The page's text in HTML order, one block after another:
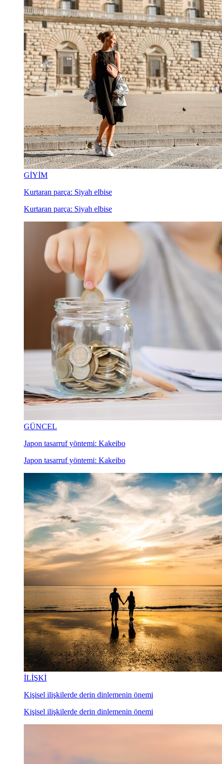
GİYİM
Kurtaran parça: Siyah elbise
Kurtaran parça: Siyah elbise
GÜNCEL
Japon tasarruf yöntemi: Kakeibo
Japon tasarruf yöntemi: Kakeibo
İLİŞKİ
Kişisel ilişkilerde derin dinlemenin önemi
Kişisel ilişkilerde derin dinlemenin önemi